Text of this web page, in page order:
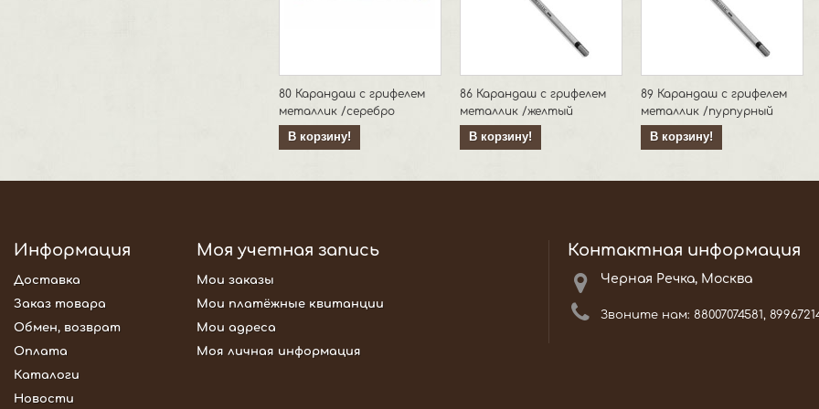
80 Карандаш c грифелем
металлик /серебро
В корзину!
86 Карандаш с грифелем
металлик /желтый
В корзину!
89 Карандаш с грифелем
металлик /пурпурный
В корзину!
Информация
Доставка
Заказ товара
Обмен, возврат
Оплата
Каталоги
Новости
Моя учетная запись
Мои заказы
Мои платёжные квитанции
Мои адреса
Моя личная информация
Контактная информация
Черная Речка, Москва
Звоните нам: 88007074581,